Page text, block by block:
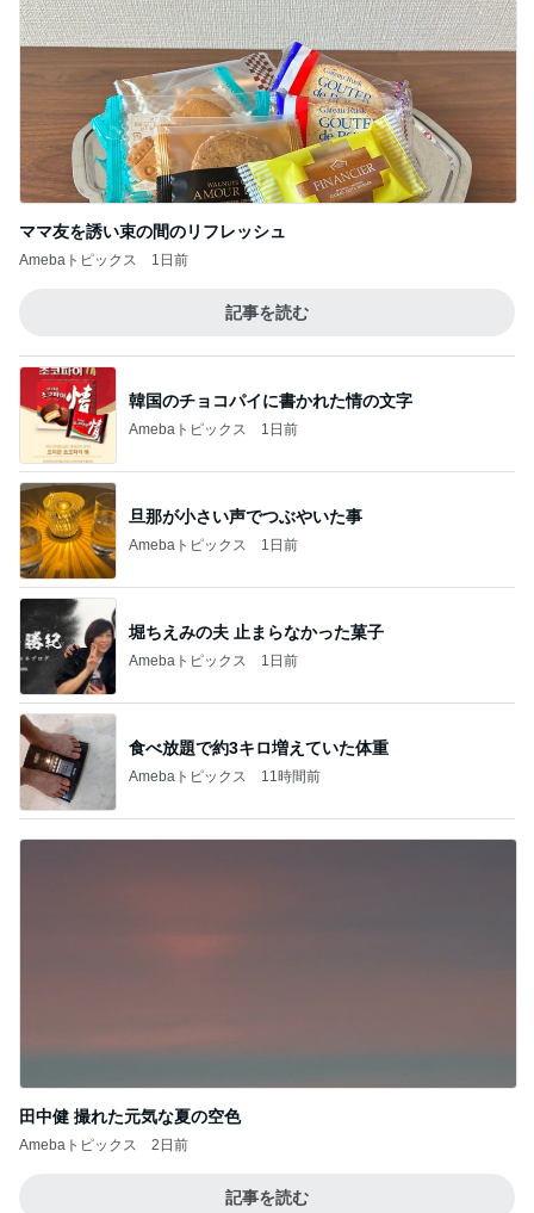
ママ友を誘い束の間のリフレッシュ
Amebaトピックス 1日前
記事を読む
韓国のチョコパイに書かれた情の文字
Amebaトピックス 1日前
旦那が小さい声でつぶやいた事
Amebaトピックス 1日前
堀ちえみの夫 止まらなかった菓子
Amebaトピックス 1日前
食べ放題で約3キロ増えていた体重
Amebaトピックス 11時間前
田中健 撮れた元気な夏の空色
Amebaトピックス 2日前
記事を読む